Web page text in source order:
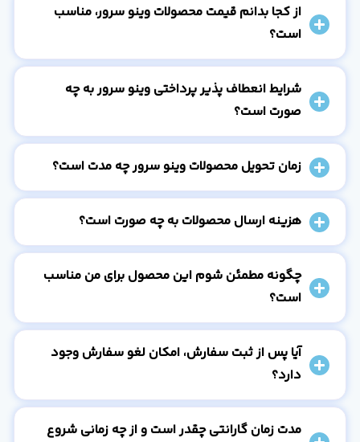
از کجا بدانم قیمت محصولات وینو سرور، مناسب
است؟
شرایط انعطاف پذیر پرداختی وینو سرور به چه
صورت است؟
زمان تحویل محصولات وینو سرور چه مدت است؟
هزینه ارسال محصولات به چه صورت است؟
چگونه مطمئن شوم این محصول برای من مناسب
است؟
آیا پس از ثبت سفارش، امکان لغو سفارش وجود
دارد؟
مدت زمان گارانتی چقدر است و از چه زمانی شروع